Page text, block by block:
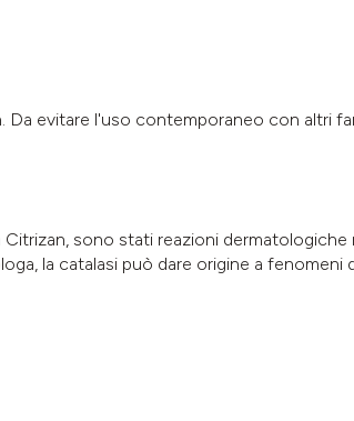
evitare l'uso contemporaneo con altri
sono stati reazioni dermatologiche
la catalasi può dare origine a fenomeni